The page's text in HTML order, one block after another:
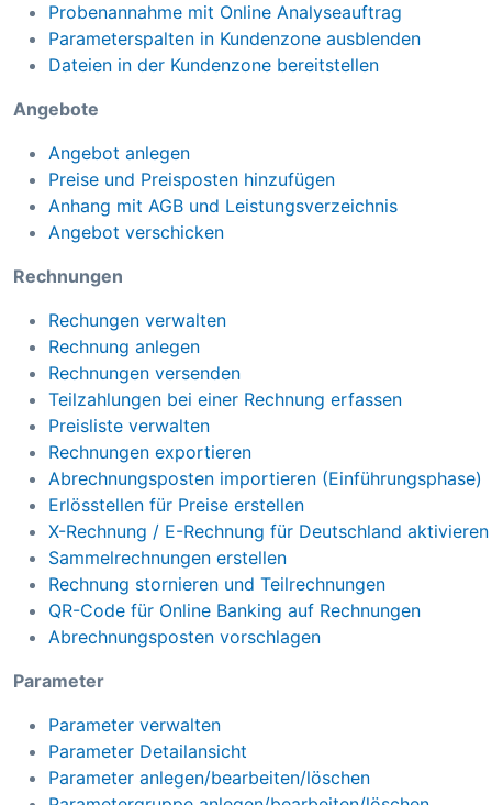
Probenannahme mit Online Analyseauftrag
Parameterspalten in Kundenzone ausblenden
Dateien in der Kundenzone bereitstellen
Angebote
Angebot anlegen
Preise und Preisposten hinzufügen
Anhang mit AGB und Leistungsverzeichnis
Angebot verschicken
Rechnungen
Rechungen verwalten
Rechnung anlegen
Rechnungen versenden
Teilzahlungen bei einer Rechnung erfassen
Preisliste verwalten
Rechnungen exportieren
Abrechnungsposten importieren (Einführungsphase)
Erlösstellen für Preise erstellen
X-Rechnung / E-Rechnung für Deutschland aktivieren
Sammelrechnungen erstellen
Rechnung stornieren und Teilrechnungen
QR-Code für Online Banking auf Rechnungen
Abrechnungsposten vorschlagen
Parameter
Parameter verwalten
Parameter Detailansicht
Parameter anlegen/bearbeiten/löschen